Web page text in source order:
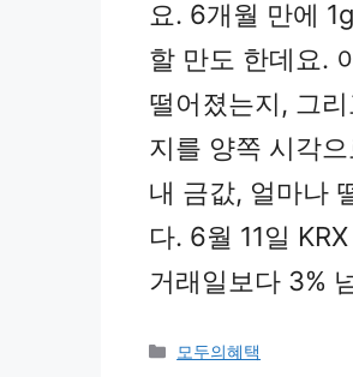
요. 6개월 만에
할 만도 한데요.
떨어졌는지, 그
지를 양쪽 시각
내 금값, 얼마나
다. 6월 11일
거래일보다 3%
Categories
모두의혜택